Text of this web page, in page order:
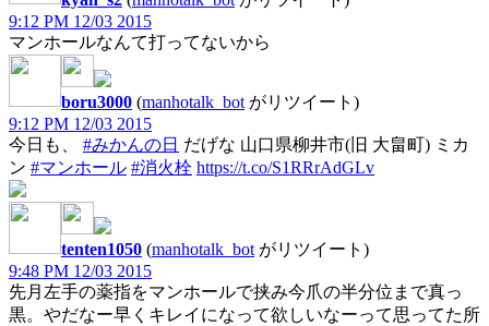
9:12 PM 12/03 2015
マンホールなんて打ってないから
boru3000 (manhotalk_bot がリツイート)
9:12 PM 12/03 2015
今日も、 #みかんの日 だげな 山口県柳井市(旧 大畠町) ミカ
ン #マンホール #消火栓 https://t.co/S1RRrAdGLv
tenten1050 (manhotalk_bot がリツイート)
9:48 PM 12/03 2015
先月左手の薬指をマンホールで挟み今爪の半分位まで真っ
黒。やだなー早くキレイになって欲しいなーって思ってた所